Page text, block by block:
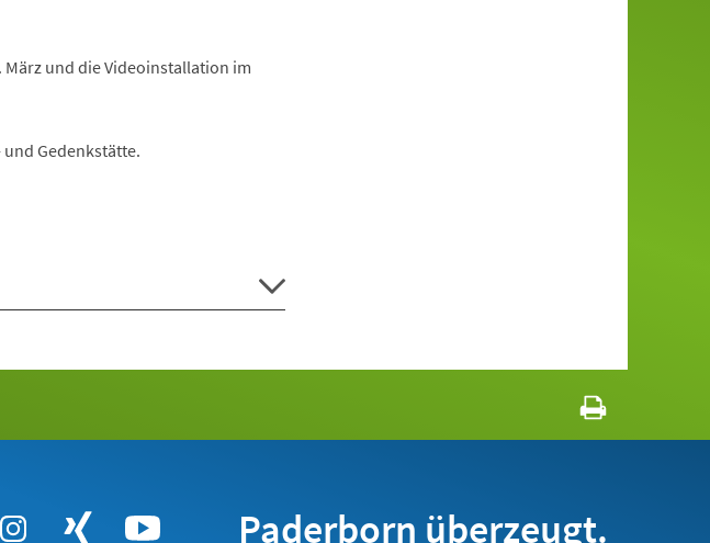
und die Videoinstallation im
Gedenkstätte.
Paderborn überzeugt.